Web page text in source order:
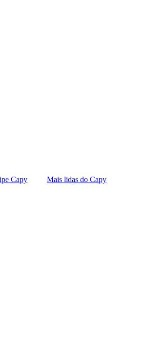
Capy Mais lidas do Capy